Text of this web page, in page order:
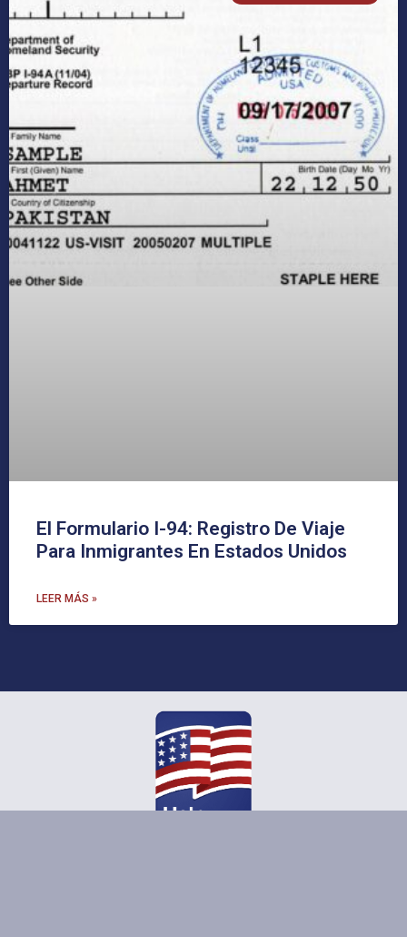
El Formulario I-94: Registro De Viaje
Para Inmigrantes En Estados Unidos
LEER MÁS »